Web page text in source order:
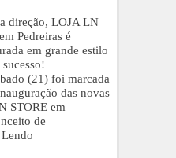
direção, LOJA LN
Pedreiras é
em grande estilo
(21) foi marcada
das novas
STORE em
de